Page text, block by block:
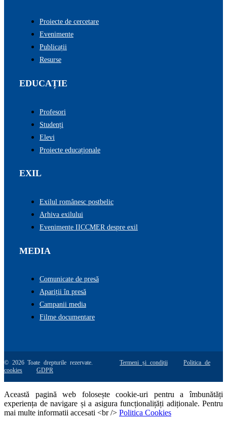
Proiecte de cercetare
Evenimente
Publicații
Resurse
EDUCAȚIE
Profesori
Studenți
Elevi
Proiecte educaționale
EXIL
Exilul românesc postbelic
Arhiva exilului
Evenimente IICCMER despre exil
MEDIA
Comunicate de presă
Apariții în presă
Campanii media
Filme documentare
© 2026 Toate drepturile rezervate.Termeni și condiții
Politica de
cookies
GDPR
Această pagină web folosește cookie-uri pentru a îmbunătăți
experiența de navigare și a asigura funcționalițăți adiționale. Pentru
mai multe informatii accesati <br /> Politica Cookies